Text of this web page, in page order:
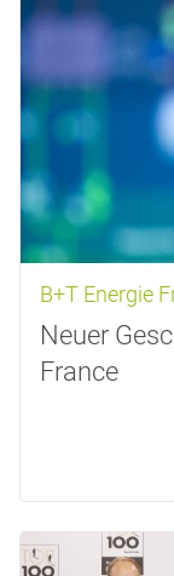
B+T Energie
Neuer
France